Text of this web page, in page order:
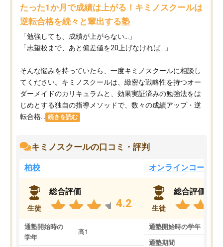
たった1か月で成績は上がる！キミノスクールは
逆転合格を続々と輩出する塾
「勉強しても、成績が上がらない…」
「志望校まで、あと偏差値を20上げなければ…」
そんな悩みを持っていたら、一度キミノスクールに相談し
てください。キミノスクールは、緻密な戦略性を持つオー
ダーメイドのカリキュラムと、効果実証済みの勉強法をは
じめとする独自の指導メソッドで、数々の成績アップ・逆
転合格...
続きを読む
キミノスクールの口コミ・評判
柏校
生徒
総合評価
4.2
通塾開始時の
学年
高1
オンラインコース
生徒
総合評価
通塾開始時の学年
通塾期間